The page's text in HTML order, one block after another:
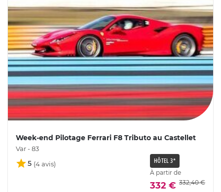
Week-end Pilotage Ferrari F8 Tributo au Castellet
Var - 83
5 HÔTEL 3*
À partir de
332 € 332,40 €